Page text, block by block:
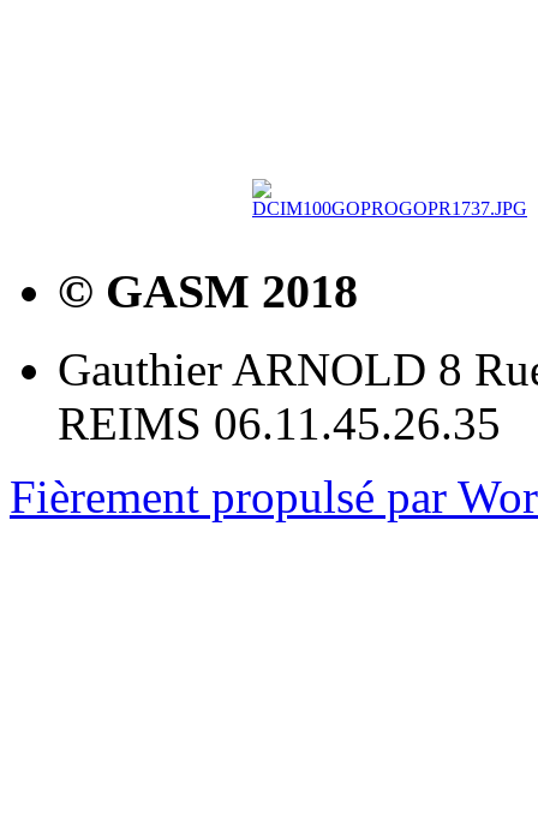
© GASM 2018
Gauthier ARNOLD 8
REIMS 06.11.45.26.35
Fièrement propulsé par